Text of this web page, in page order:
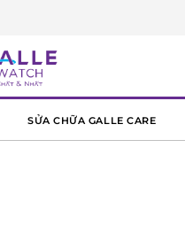
SỬA CHỮA GALLE CARE